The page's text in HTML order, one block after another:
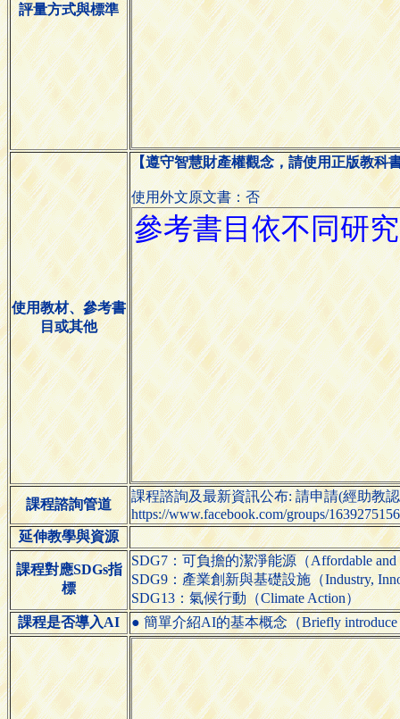
評量方式與標準
使用教材、參考書
目或其他
【遵守智慧財產權觀念，請使用正版教科
使用外文原文書：否
課程諮詢管道
課程諮詢及最新資訊公布: 請申請(經助教
https://www.facebook.com/groups/
延伸教學與資源
課程對應SDGs指
標
SDG7：可負擔的潔淨能源（Affordable and
SDG9：產業創新與基礎設施（Industry,
SDG13：氣候行動（Climate Action）
課程是否導入AI
● 簡單介紹AI的基本概念（Briefly introduce